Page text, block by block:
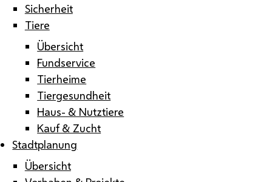
Sicherheit
Tiere
Übersicht
Fundservice
Tierheime
Tiergesundheit
Haus- & Nutztiere
Kauf & Zucht
Stadtplanung
Übersicht